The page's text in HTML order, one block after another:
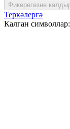
Фикерегезне
Теркәлергә
Калган символлар: